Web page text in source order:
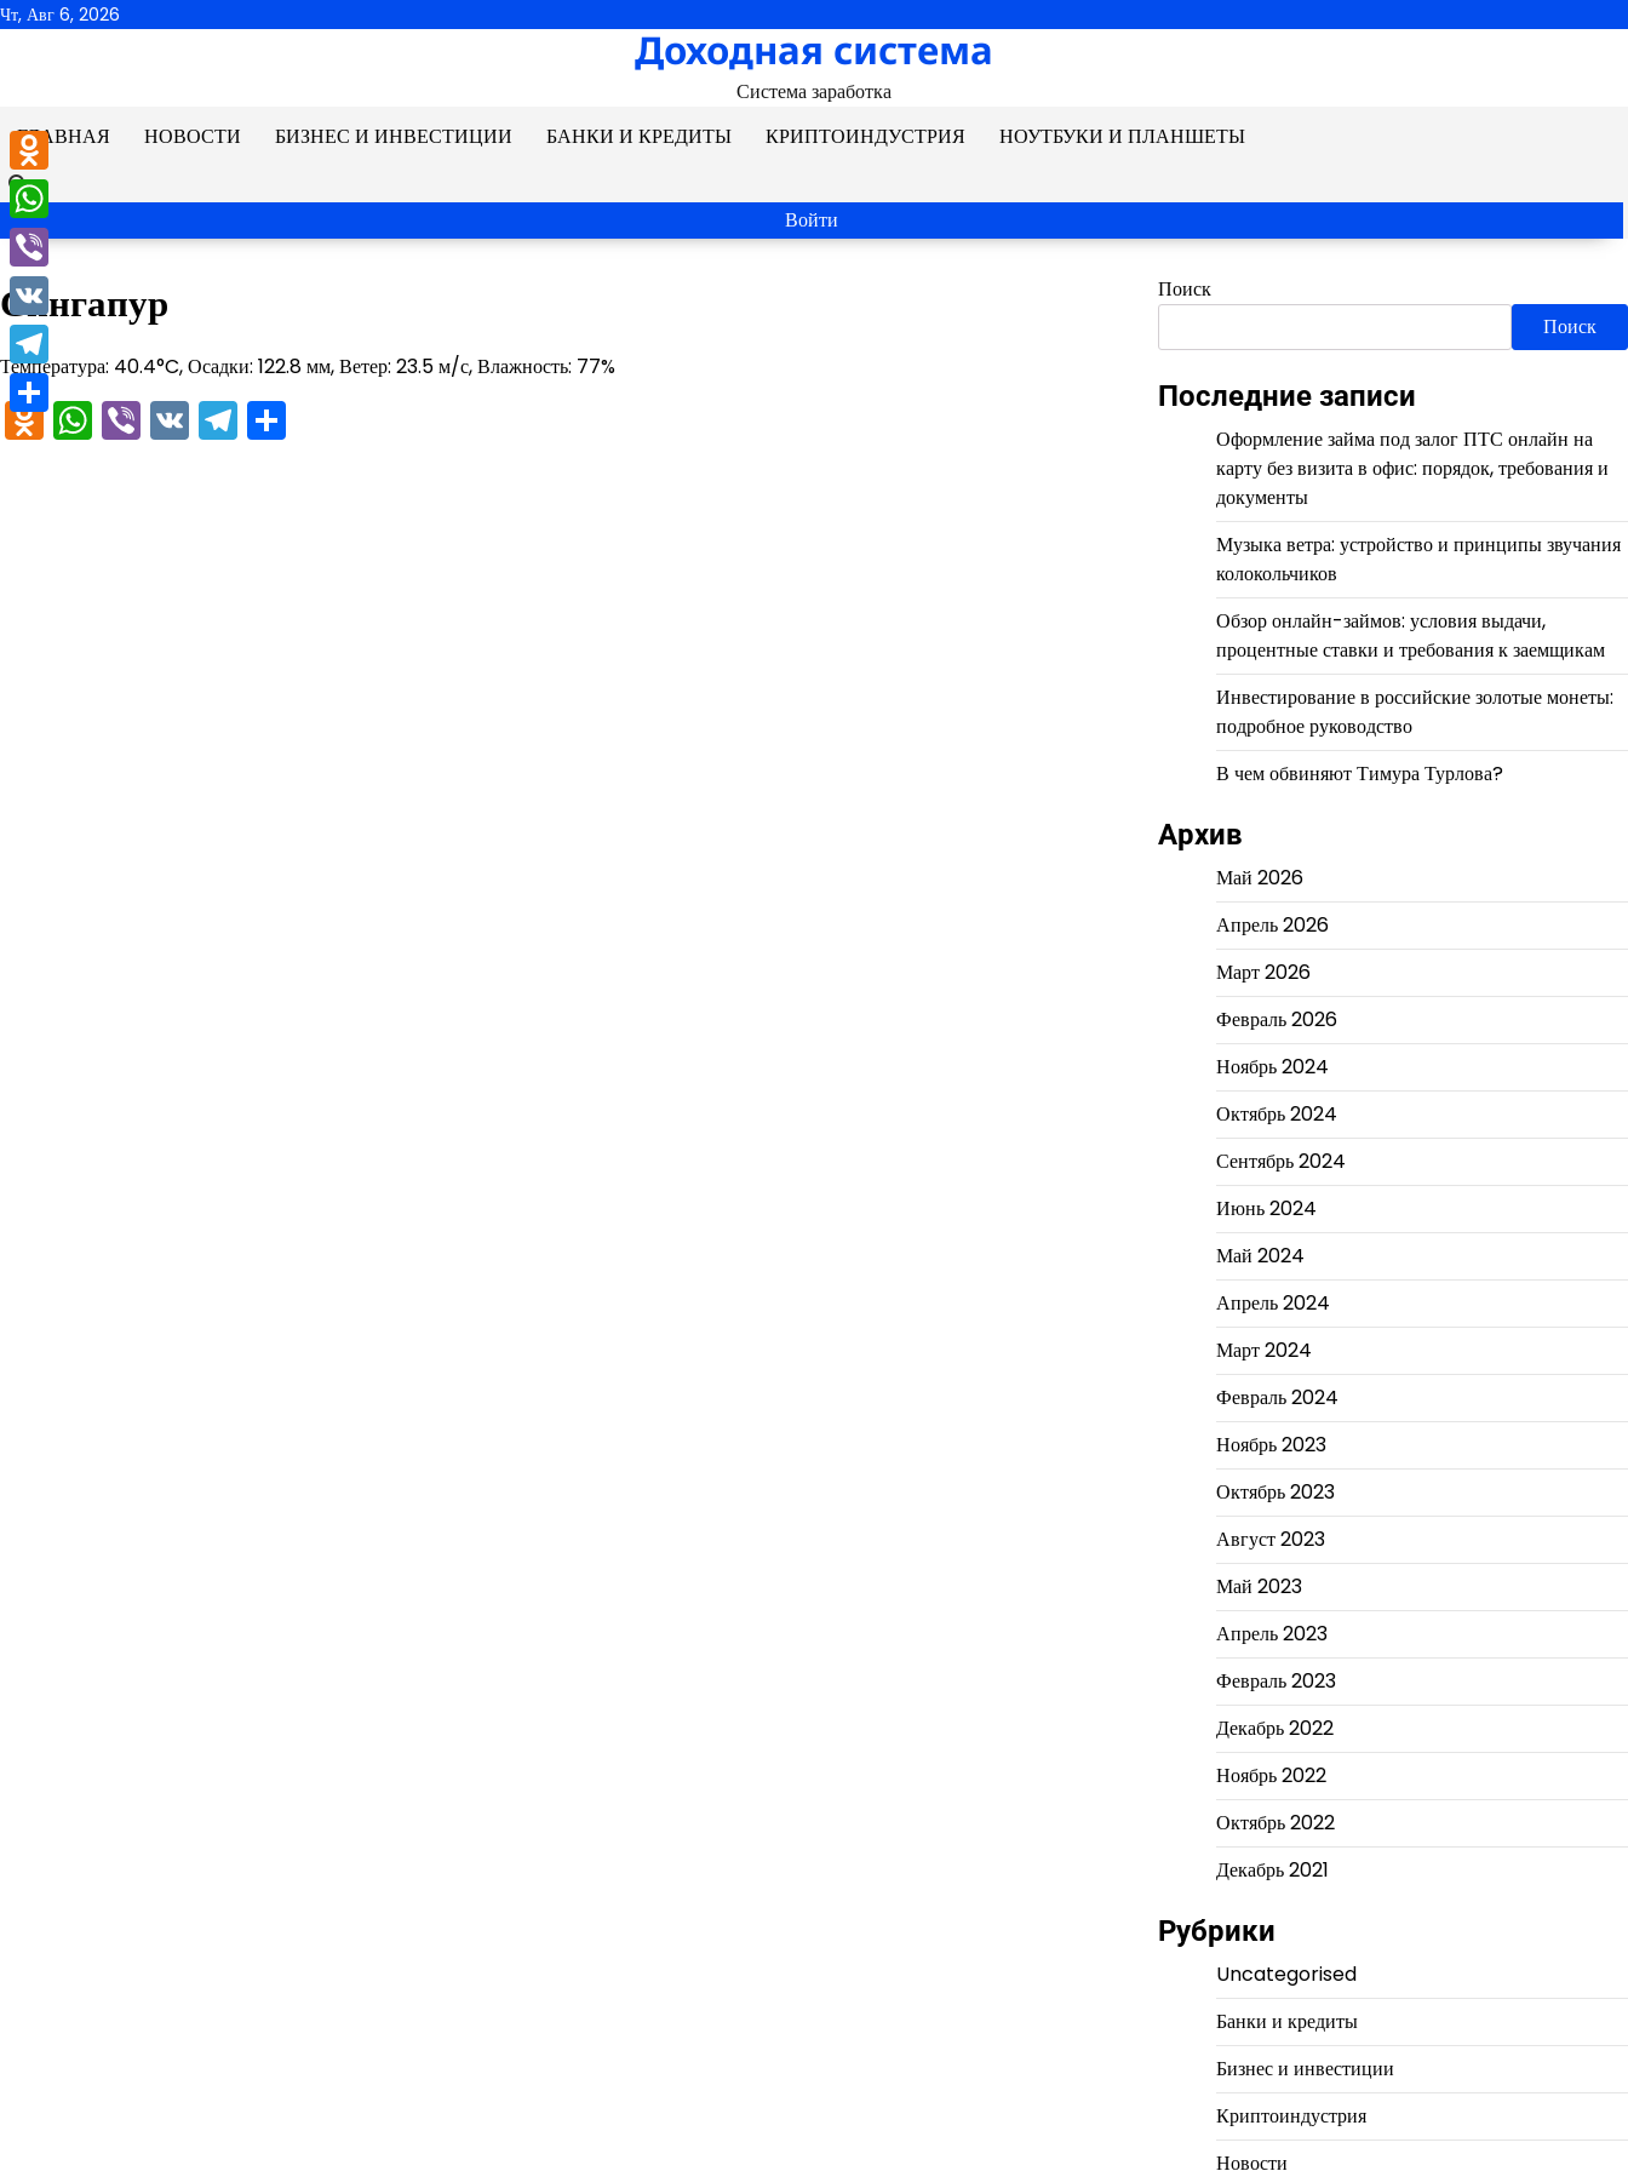
Перейти
Чт, Авг 6, 2026
Доходная система
Система заработка
ГЛАВНАЯ
НОВОСТИ БИЗНЕС И ИНВЕСТИЦИИ БАНКИ И КРЕДИТЫ КРИПТОИНДУСТРИЯ НОУТБУКИ И ПЛАНШЕТЫ
Войти
Сингапур
Температура: 40.4°C, Осадки: 122.8 мм, Ветер: 23.5 м/с, Влажность: 77%
Odnoklassniki
WhatsApp
Viber
VKTelegram
Поиск
Поиск
Последние записи
Оформление займа под залог ПТС онлайн на
карту без визита в офис: порядок, требования и
документы
Музыка ветра: устройство и принципы звучания
колокольчиков
Обзор онлайн-займов: условия выдачи,
процентные ставки и требования к заемщикам
Инвестирование в российские золотые монеты:
подробное руководство
В чем обвиняют Тимура Турлова?
Архив
Май 2026
Апрель 2026
Март 2026
Февраль 2026
Ноябрь 2024
Октябрь 2024
Сентябрь 2024
Июнь 2024
Май 2024
Апрель 2024
Март 2024
Февраль 2024
Ноябрь 2023
Октябрь 2023
Август 2023
Май 2023
Апрель 2023
Февраль 2023
Декабрь 2022
Ноябрь 2022
Октябрь 2022
Декабрь 2021
Рубрики
Uncategorised
Банки и кредиты
Бизнес и инвестиции
Криптоиндустрия
Новости
Odnoklassniki
WhatsApp
Viber
VK
Telegram
Отправить